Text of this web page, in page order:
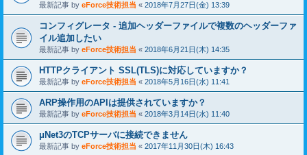
最新記事 by eForce技術担当 « 2018年7月27日(金) 13:39
コンフィグレータ - 追加ヘッダーファイルで複数のヘッダーファ
イル追加したい
最新記事 by eForce技術担当 « 2018年6月21日(木) 14:35
HTTPクライアント SSL(TLS)に対応していますか？
最新記事 by eForce技術担当 « 2018年5月16日(水) 11:41
ARP操作用のAPIは提供されていますか？
最新記事 by eForce技術担当 « 2018年3月14日(水) 11:40
μNet3のTCPサーバに接続できません
最新記事 by eForce技術担当 « 2017年11月30日(木) 16:43